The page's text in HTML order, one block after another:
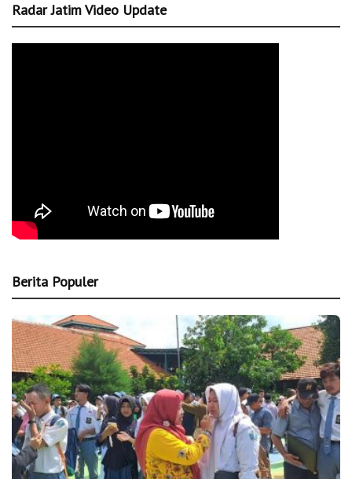
Radar Jatim Video Update
Berita Populer